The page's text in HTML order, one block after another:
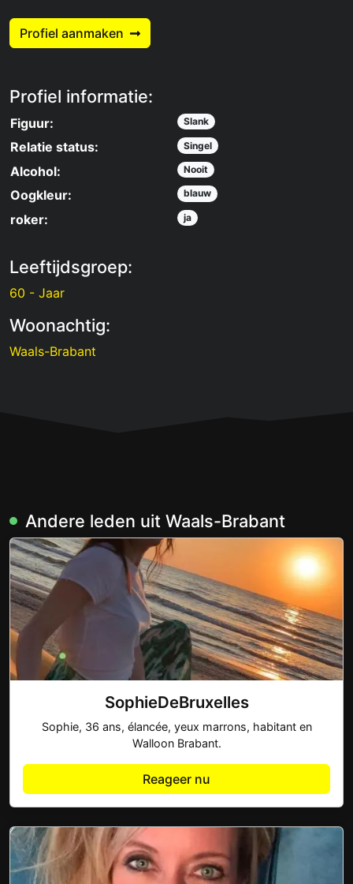
Profiel aanmaken
Profiel informatie:
Figuur: Slank
Relatie status: Singel
Alcohol: Nooit
Oogkleur: blauw
roker: ja
Leeftijdsgroep:
60 - Jaar
Woonachtig:
Waals-Brabant
Andere leden uit Waals-Brabant
SophieDeBruxelles
Sophie, 36 ans, élancée, yeux marrons, habitant en
Walloon Brabant.
Reageer nu